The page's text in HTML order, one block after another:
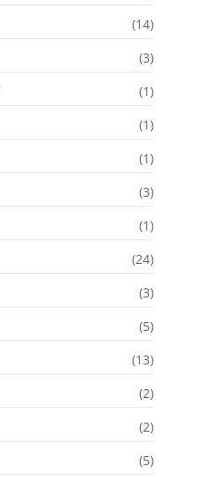
(14)
(3)
(1)
(1)
(1)
(3)
(1)
(24)
(3)
(5)
(13)
(2)
(2)
(5)